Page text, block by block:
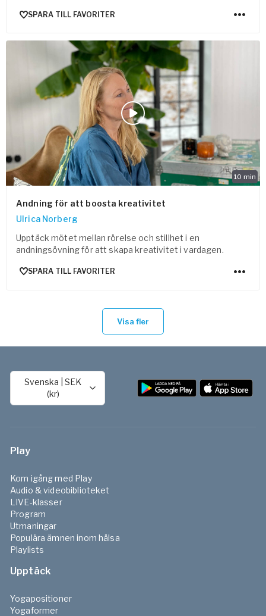
SPARA TILL FAVORITER
10 min
Andning för att boosta kreativitet
Ulrica Norberg
Upptäck mötet mellan rörelse och stillhet i en
andningsövning för att skapa kreativitet i vardagen.
SPARA TILL FAVORITER
Visa fler
Svenska |SEK
(kr)
Play
Kom igång med Play
Audio & videobiblioteket
LIVE-klasser
Program
Utmaningar
Populära ämnen inom hälsa
Playlists
Upptäck
Yogapositioner
Yogaformer